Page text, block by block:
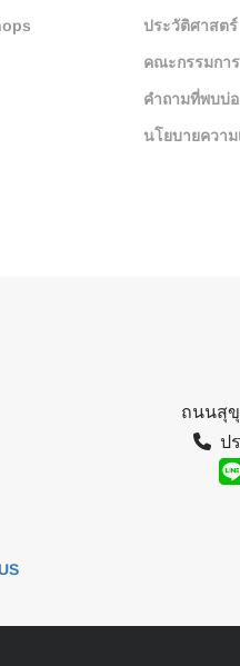
ประวัติศาสตร์
คณะกรรมการ
คำถามที่พบบ่
นโยบายควา
ถนนสุขุ
ป